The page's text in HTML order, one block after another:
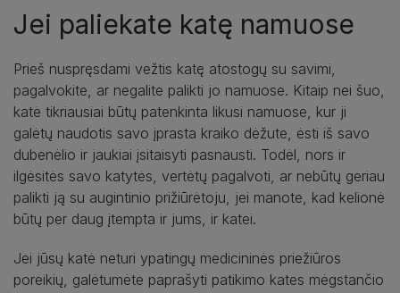
Jei paliekate katę namuose
Prieš nuspręsdami vežtis katę atostogų su savimi,
pagalvokite, ar negalite palikti jo namuose. Kitaip nei šuo,
katė tikriausiai būtų patenkinta likusi namuose, kur ji
galėtų naudotis savo įprasta kraiko dėžute, ėsti iš savo
dubenėlio ir jaukiai įsitaisyti pasnausti. Todėl, nors ir
ilgėsitės savo katytės, vertėtų pagalvoti, ar nebūtų geriau
palikti ją su augintinio prižiūrėtoju, jei manote, kad kelionė
būtų per daug įtempta ir jums, ir katei.
Jei jūsų katė neturi ypatingų medicininės priežiūros
poreikių, galėtumėte paprašyti patikimo kates mėgstančio